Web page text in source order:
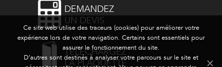
DEMANDEZ
UN DEVIS
TÉLÉCHARGEZ
LA PLAQUETTE
Ce site web utilise des traceurs (cookies) pour améliorer votre
expérience lors de votre navigation. Certains sont essentiels pour
assurer le fonctionnement du site.
D’autres sont destinés à analyser votre parcours sur le site et